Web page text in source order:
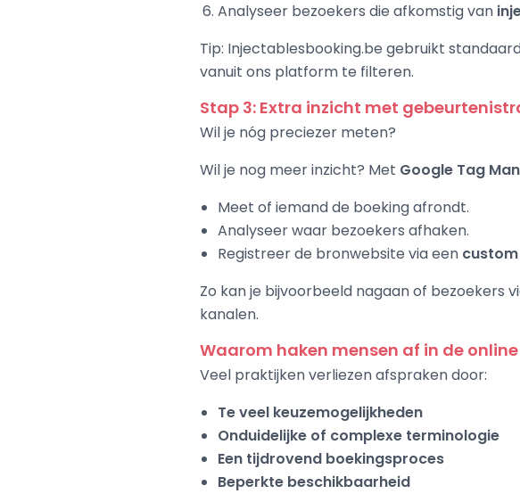
Analyseer bezoekers die afkomstig van
Tip: Injectablesbooking.be gebruikt
vanuit ons platform te filteren.
Stap 3: Extra inzicht met
Wil je nóg preciezer meten?
Wil je nog meer inzicht? Met Google Tag
Meet of iemand de boeking afrondt.
Analyseer waar bezoekers afhaken.
Registreer de bronwebsite via een
Zo kan je bijvoorbeeld nagaan of bezoekers
kanalen.
Waarom haken mensen af in de
Veel praktijken verliezen afspraken door:
Te veel keuzemogelijkheden
Onduidelijke of complexe terminologie
Een tijdrovend boekingsproces
Beperkte beschikbaarheid